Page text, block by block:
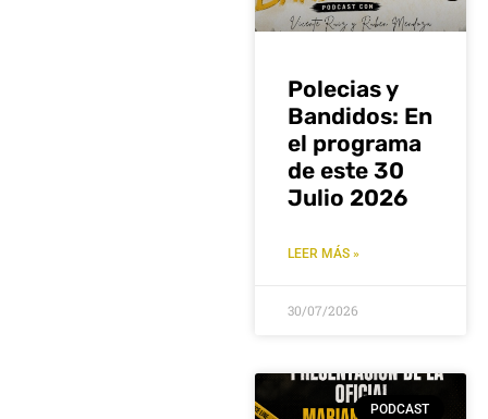
Polecias y
Bandidos: En
el programa
de este 30
Julio 2026
LEER MÁS »
30/07/2026
PODCAST